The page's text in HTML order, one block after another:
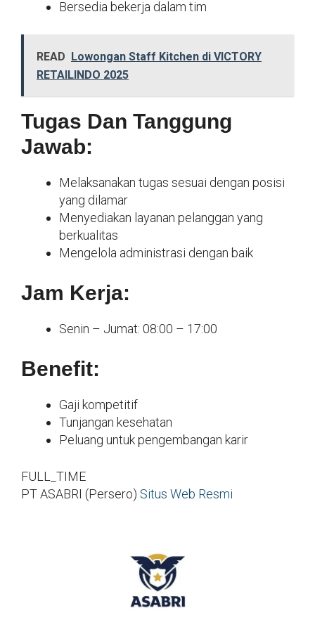
Bersedia bekerja dalam tim
READ Lowongan Staff Kitchen di VICTORY
RETAILINDO 2025
Tugas Dan Tanggung
Jawab:
Melaksanakan tugas sesuai dengan posisi
yang dilamar
Menyediakan layanan pelanggan yang
berkualitas
Mengelola administrasi dengan baik
Jam Kerja:
Senin – Jumat: 08:00 – 17:00
Benefit:
Gaji kompetitif
Tunjangan kesehatan
Peluang untuk pengembangan karir
FULL_TIME
PT ASABRI (Persero) Situs Web Resmi